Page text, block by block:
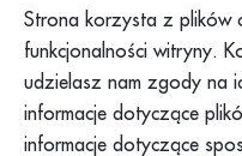
Konteksty PAH
Klub PAH
Program Pajacyk
Strona korzysta z plików
funkcjonalności witryny.
udzielasz nam zgody na
informacje dotyczące
informacje dotyczące